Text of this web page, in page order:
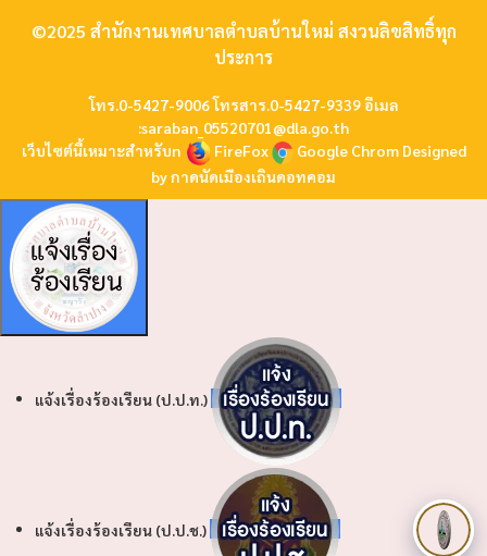
©2025 สำนักงานเทศบาลตำบลบ้านใหม่ สงวนลิขสิทธิ์ทุก
ประการ
โทร.0-5427-9006 โทรสาร.0-5427-9339 อีเมล
:saraban_05520701@dla.go.th
เว็บไซต์นี้เหมาะสำหรับn
FireFox Google Chrom Designed
byกาดนัดเมืองเถินดอทคอม
แจ้งเรื่องร้องเรียน (ป.ป.ท.)
แจ้งเรื่องร้องเรียน (ป.ป.ช.)